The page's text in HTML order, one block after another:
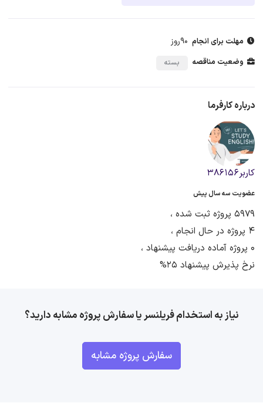
مهلت برای انجام 90روز
وضعیت مناقصه بسته
درباره کارفرما
کاربر386156
عضویت سه سال پیش
5979 پروژه ثبت شده ،
4 پروژه در حال انجام ،
0 پروژه آماده دریافت پیشنهاد ،
نرخ پذیرش پیشنهاد 25%
نیاز به استخدام فریلنسر یا سفارش پروژه مشابه دارید؟
سفارش پروژه مشابه